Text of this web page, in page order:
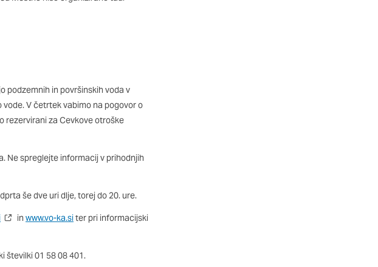
podzemnih in površinskih voda v
V četrtek vabimo na pogovor o
rezervirani za Cevkove otroške
Ne spreglejte informacij v prihodnjih
še dve uri dlje, torej do 20. ure.
in www.vo-ka.siter pri informacijski
številki 01 58 08 401.